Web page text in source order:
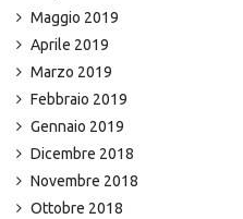
Maggio 2019
Aprile 2019
Marzo 2019
Febbraio 2019
Gennaio 2019
Dicembre 2018
Novembre 2018
Ottobre 2018